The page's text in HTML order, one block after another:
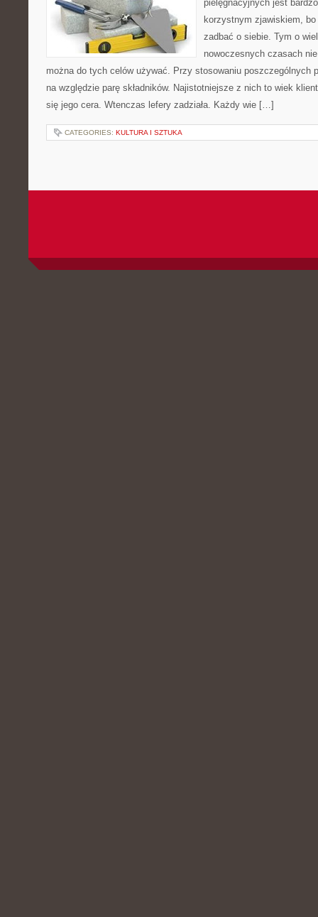
pielęgnacyjnych jest
korzystnym zjawiskiem,
zadbać o siebie. Tym o
nowoczesnych czasach
można do tych celów używać. Przy stosowaniu poszczególnych
na względzie parę składników. Najistotniejsze z nich to wiek
się jego cera. Wtenczas lefery zadziała. Każdy wie […]
CATEGORIES: KULTURA I SZTUKA